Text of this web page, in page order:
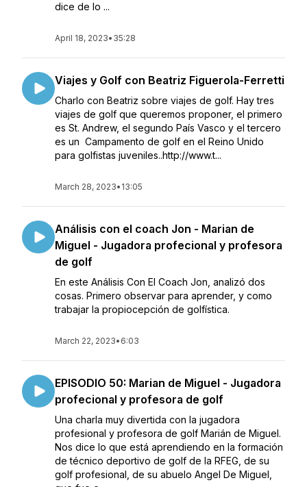
dice de lo ...
April 18, 2023• 35:28
Viajes y Golf con Beatriz Figuerola-Ferretti
Charlo con Beatriz sobre viajes de golf. Hay tres
viajes de golf que queremos proponer, el primero
es St. Andrew, el segundo País Vasco y el tercero
es un Campamento de golf en el Reino Unido
para golfistas juveniles..http://www.t...
March 28, 2023• 13:05
Análisis con el coach Jon - Marian de
Miguel - Jugadora profecional y profesora
de golf
En este Análisis Con El Coach Jon, analizó dos
cosas. Primero observar para aprender, y como
trabajar la propiocepción de golfística.
March 22, 2023• 6:03
EPISODIO 50: Marian de Miguel - Jugadora
profecional y profesora de golf
Una charla muy divertida con la jugadora
profesional y profesora de golf Marián de Miguel.
Nos dice lo que está aprendiendo en la formación
de técnico deportivo de golf de la RFEG, de su
golf profesional, de su abuelo Angel De Miguel,